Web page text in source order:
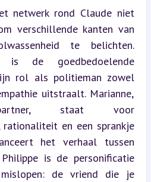
netwerk rond Claude niet
verschillende kanten van
te belichten.
is de goedbedoelende
rol als politieman zowel
uitstraalt. Marianne,
staat voor
en een sprankje
het verhaal tussen
is de personificatie
de vriend die je